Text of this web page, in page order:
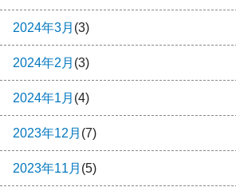
2024年3月 (3)
2024年2月 (3)
2024年1月 (4)
2023年12月 (7)
2023年11月 (5)